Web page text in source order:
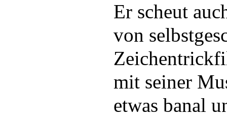
Er scheut
von
mit seiner
etwas banal